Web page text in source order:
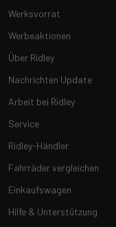
Werksvorrat
Werbeaktionen
Über Ridley
Nachrichten Update
Arbeit bei Ridley
Service
Ridley-Händler
Fahrräder vergleichen
Einkaufswagen
Hilfe & Unterstützung